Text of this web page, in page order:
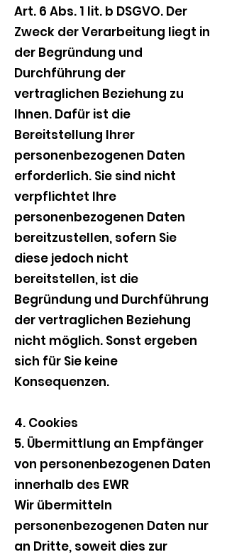
Art. 6 Abs. 1 lit. b DSGVO. Der
Zweck der Verarbeitung liegt in
der Begründung und
Durchführung der
vertraglichen Beziehung zu
Ihnen. Dafür ist die
Bereitstellung Ihrer
personenbezogenen Daten
erforderlich. Sie sind nicht
verpflichtet Ihre
personenbezogenen Daten
bereitzustellen, sofern Sie
diese jedoch nicht
bereitstellen, ist die
Begründung und Durchführung
der vertraglichen Beziehung
nicht möglich. Sonst ergeben
sich für Sie keine
Konsequenzen.
4. Cookies
5. Übermittlung an Empfänger
von personenbezogenen Daten
innerhalb des EWR
Wir übermitteln
personenbezogenen Daten nur
an Dritte, soweit dies zur